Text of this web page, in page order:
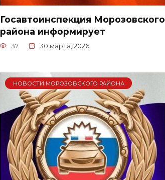
Госавтоинспекция Морозовского
района информирует
37 30 марта, 2026
НОВОСТИ МОРОЗОВСКОГО РАЙОНА